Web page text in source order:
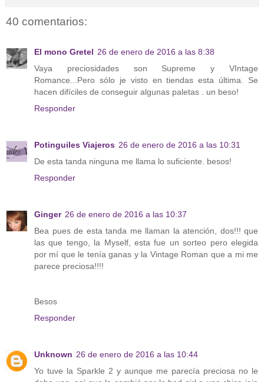
40 comentarios:
El mono Gretel 26 de enero de 2016 a las 8:38
Vaya preciosidades son Supreme y VIntage
Romance...Pero sólo je visto en tiendas esta última. Se
hacen difíciles de conseguir algunas paletas . un beso!
Responder
Potinguiles Viajeros 26 de enero de 2016 a las 10:31
De esta tanda ninguna me llama lo suficiente. besos!
Responder
Ginger 26 de enero de 2016 a las 10:37
Bea pues de esta tanda me llaman la atención, dos!!! que
las que tengo, la Myself, esta fue un sorteo pero elegida
por mí que le tenía ganas y la Vintage Roman que a mi me
parece preciosa!!!!
Besos
Responder
Unknown 26 de enero de 2016 a las 10:44
Yo tuve la Sparkle 2 y aunque me parecía preciosa no le